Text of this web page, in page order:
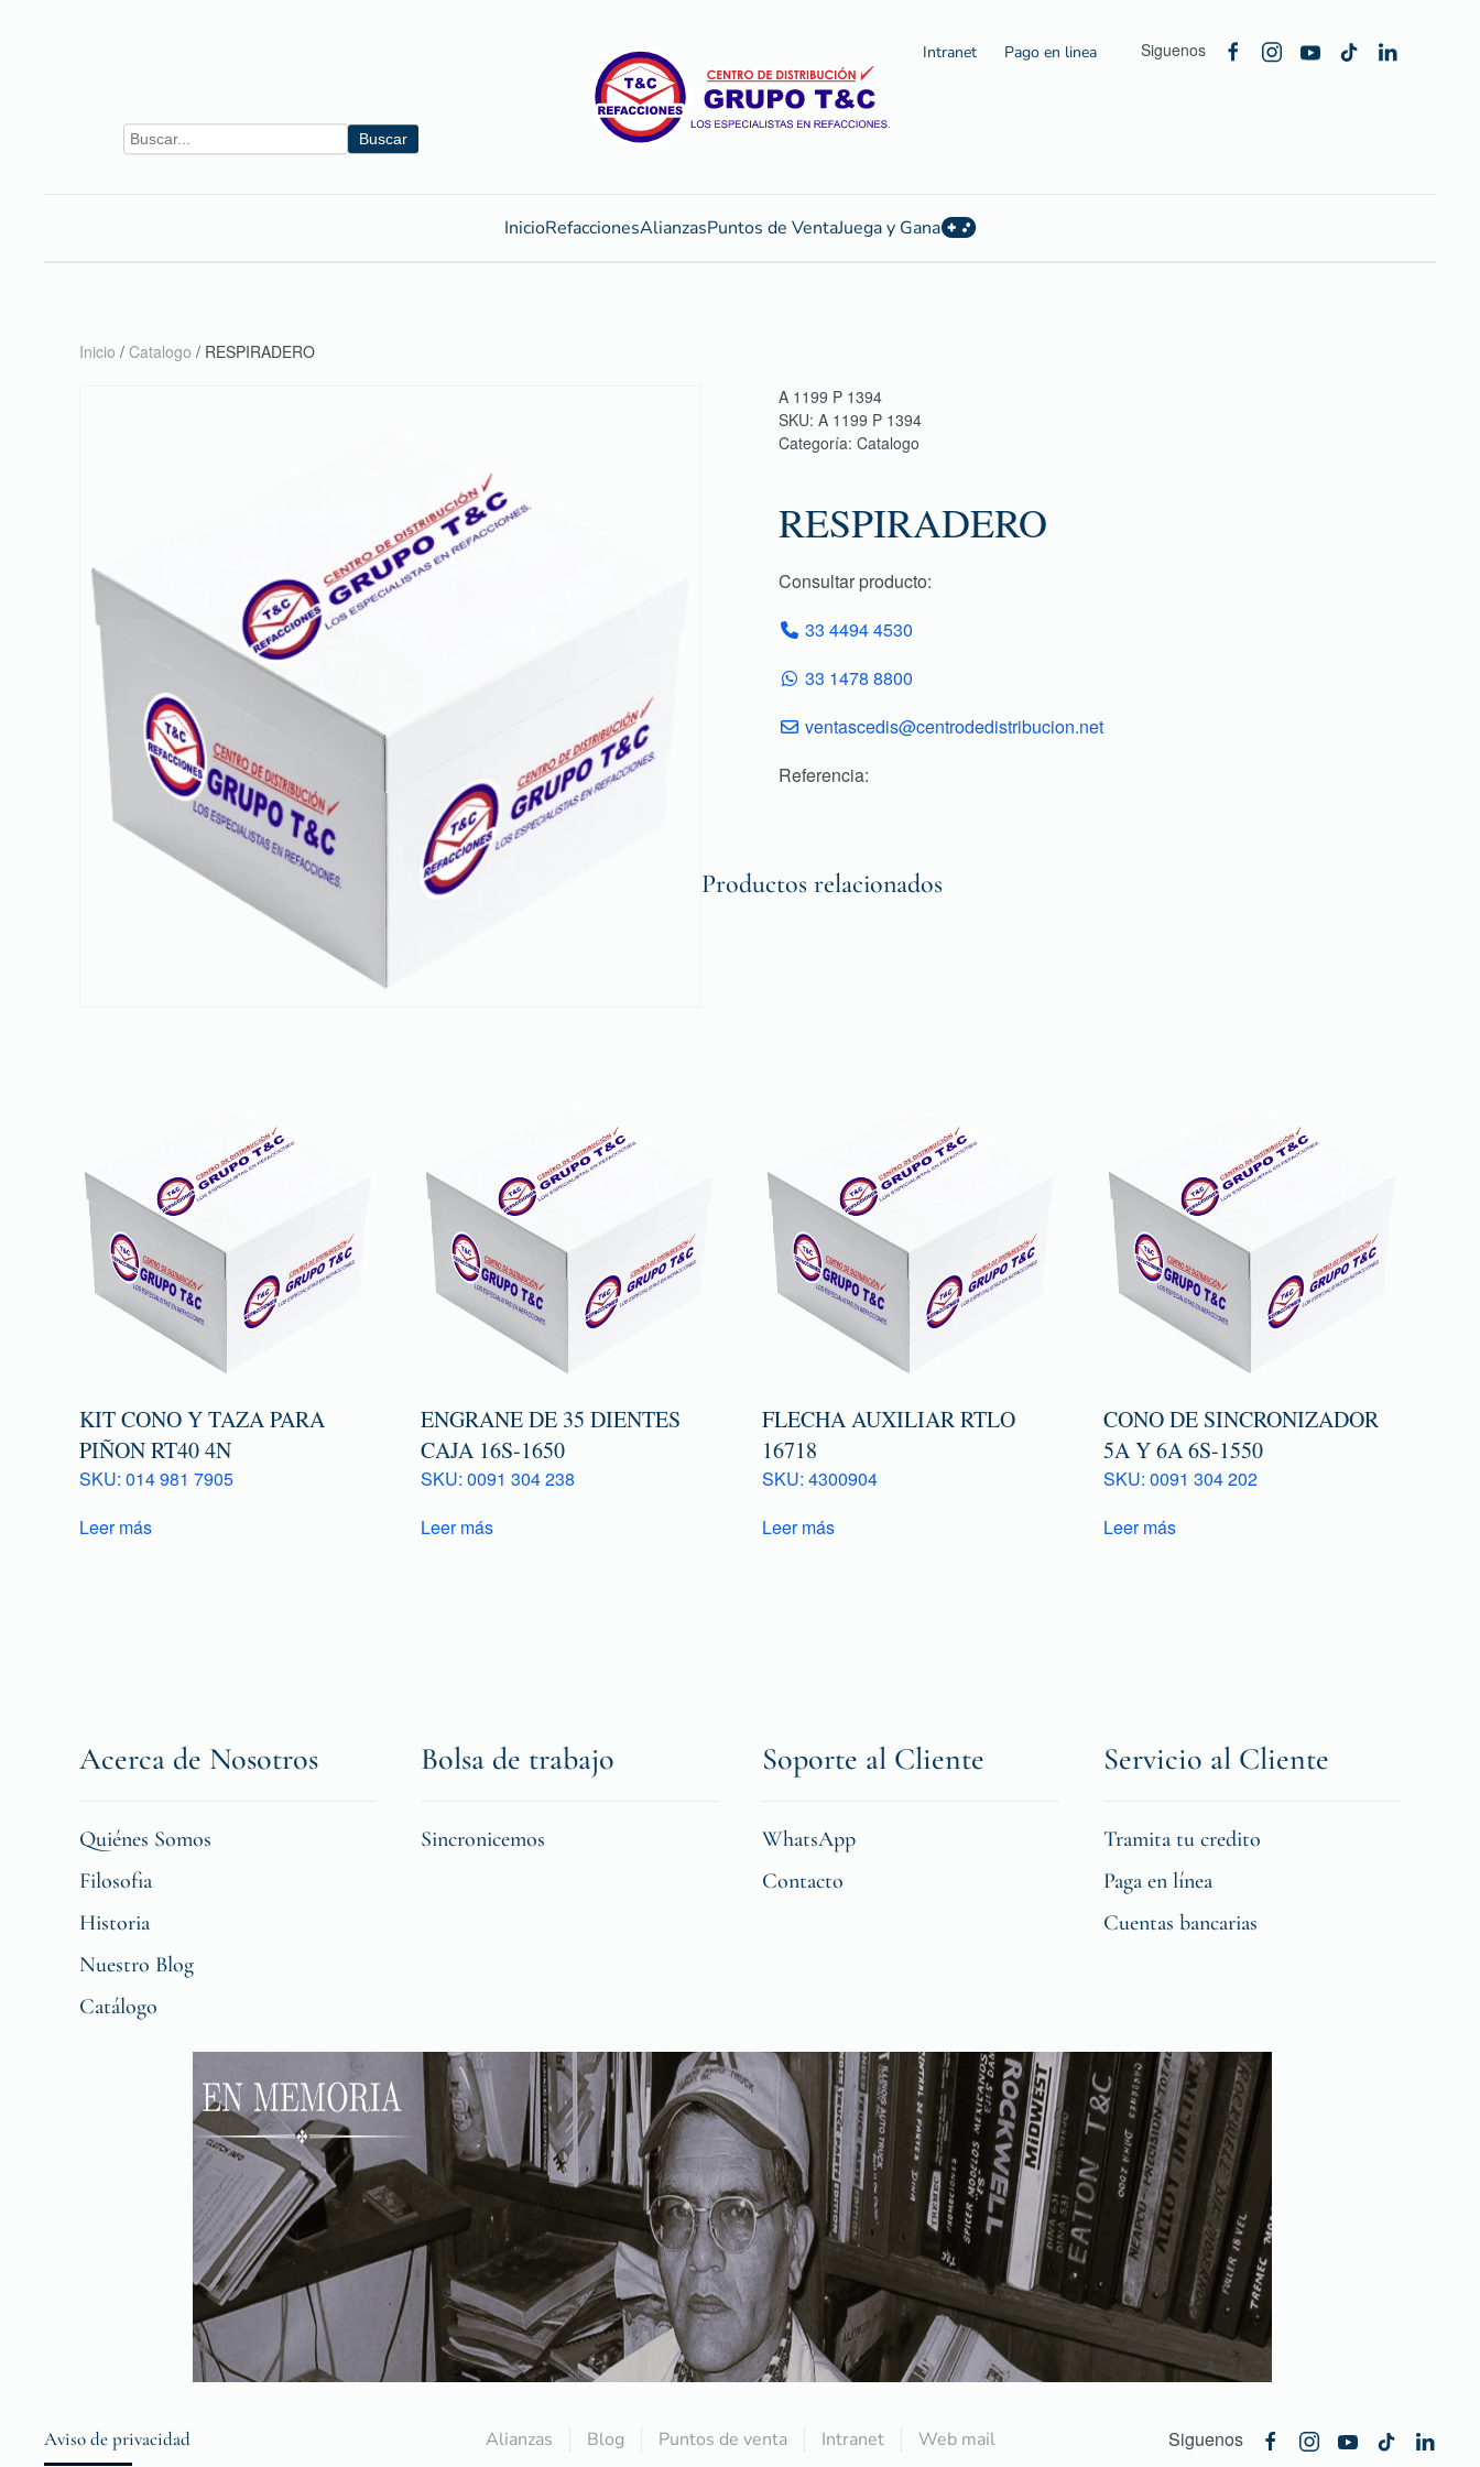
Buscar
Intranet Pago en linea Siguenos
InicioRefaccionesAlianzasPuntos de VentaJuega y Gana
Inicio / Catalogo / RESPIRADERO
A 1199 P 1394
SKU: A 1199 P 1394
Categoría: Catalogo
RESPIRADERO
Consultar producto:
33 4494 4530
33 1478 8800
ventascedis@centrodedistribucion.net
Referencia:
Productos relacionados
KIT CONO Y TAZA PARA
PIÑON RT40 4N
SKU: 014 981 7905
Leer más
ENGRANE DE 35 DIENTES
CAJA 16S-1650
SKU: 0091 304 238
Leer más
FLECHA AUXILIAR RTLO
16718
SKU: 4300904
Leer más
CONO DE SINCRONIZADOR
5A Y 6A 6S-1550
SKU: 0091 304 202
Leer más
Acerca de Nosotros
Quiénes Somos
Filosofia
Historia
Nuestro Blog
Catálogo
Bolsa de trabajo
Sincronicemos
Soporte al Cliente
WhatsApp
Contacto
Servicio al Cliente
Tramita tu credito
Paga en línea
Cuentas bancarias
Aviso de privacidad Alianzas Blog Puntos de venta Intranet Web mail Siguenos